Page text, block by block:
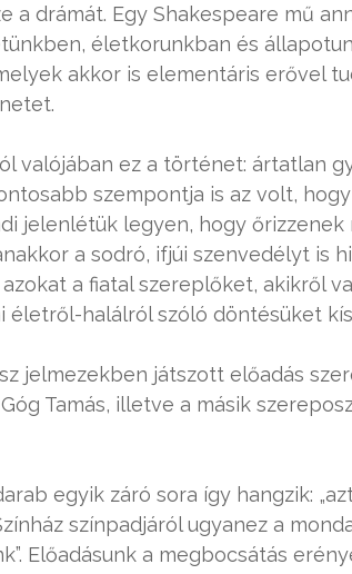
a drámát. Egy Shakespeare mű
életkorunkban és
akkor is elementáris erővel
valójában ez a történet: ártatlan
szempontja is az volt,
jelenlétük legyen, hogy őrizzenek
a sodró, ifjúi szenvedélyt is
a fiatal szereplőket, akikről
életről-halálról szóló döntésüket
jelmezekben játszott előadás
Tamás, illetve a másik
egyik záró sora így hangzik:
színpadjáról ugyanez a
Előadásunk a megbocsátás